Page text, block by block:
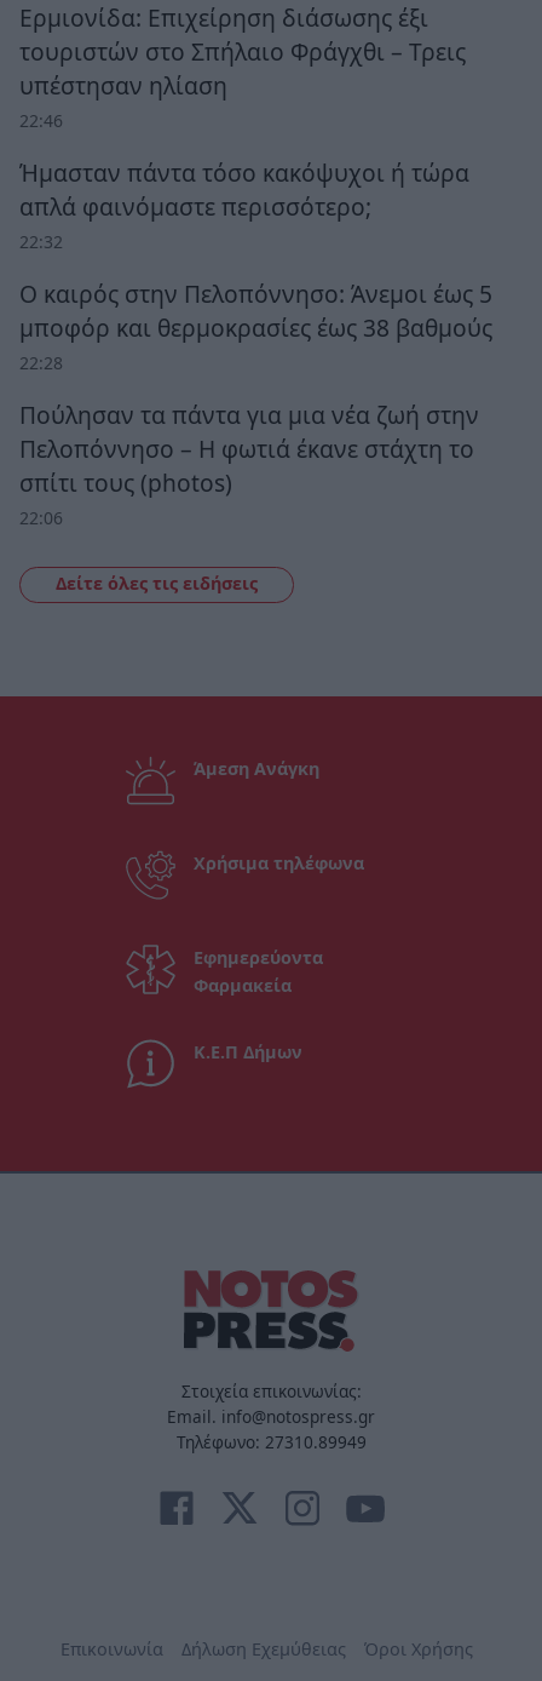
Ερμιονίδα: Επιχείρηση διάσωσης έξι
τουριστών στο Σπήλαιο Φράγχθι – Τρεις
υπέστησαν ηλίαση
22:46
Ήμασταν πάντα τόσο κακόψυχοι ή τώρα
απλά φαινόμαστε περισσότερο;
22:32
Ο καιρός στην Πελοπόννησο: Άνεμοι έως 5
μποφόρ και θερμοκρασίες έως 38 βαθμούς
22:28
Πούλησαν τα πάντα για μια νέα ζωή στην
Πελοπόννησο – Η φωτιά έκανε στάχτη το
σπίτι τους (photos)
22:06
Δείτε όλες τις ειδήσεις
Άμεση Ανάγκη
Χρήσιμα τηλέφωνα
Εφημερεύοντα
Φαρμακεία
Κ.Ε.Π Δήμων
Στοιχεία επικοινωνίας:
Email. info@notospress.gr
Τηλέφωνο: 27310.89949
Επικοινωνία Δήλωση Εχεμύθειας Όροι Χρήσης